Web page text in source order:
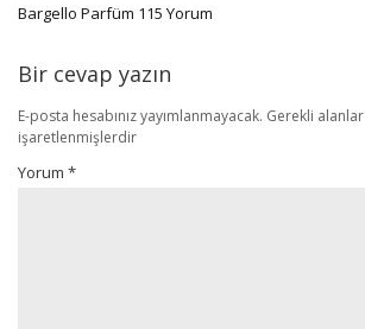
Bargello Parfüm 115 Yorum
Bir cevap yazın
E-posta hesabınız yayımlanmayacak. Gerekli alanlar
işaretlenmişlerdir
Yorum *